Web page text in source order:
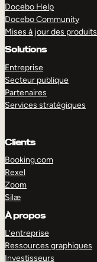
Docebo Help
Docebo Community
Mises à jour des produits
Solutions
Entreprise
Secteur publique
Partenaires
Services stratégiques
Clients
Booking.com
Rexel
Zoom
Silæ
À propos
L’entreprise
Ressources graphiques
Investisseurs